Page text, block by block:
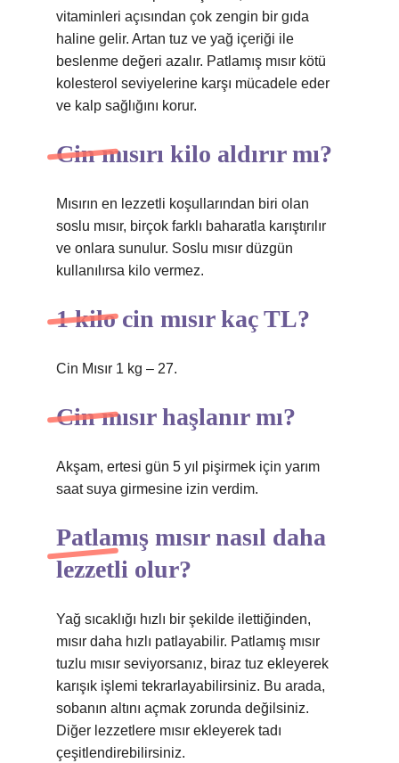
vitaminleri açısından çok zengin bir gıda
haline gelir. Artan tuz ve yağ içeriği ile
beslenme değeri azalır. Patlamış mısır kötü
kolesterol seviyelerine karşı mücadele eder
ve kalp sağlığını korur.
Cin mısırı kilo aldırır mı?
Mısırın en lezzetli koşullarından biri olan
soslu mısır, birçok farklı baharatla karıştırılır
ve onlara sunulur. Soslu mısır düzgün
kullanılırsa kilo vermez.
1 kilo cin mısır kaç TL?
Cin Mısır 1 kg – 27.
Cin mısır haşlanır mı?
Akşam, ertesi gün 5 yıl pişirmek için yarım
saat suya girmesine izin verdim.
Patlamış mısır nasıl daha
lezzetli olur?
Yağ sıcaklığı hızlı bir şekilde ilettiğinden,
mısır daha hızlı patlayabilir. Patlamış mısır
tuzlu mısır seviyorsanız, biraz tuz ekleyerek
karışık işlemi tekrarlayabilirsiniz. Bu arada,
sobanın altını açmak zorunda değilsiniz.
Diğer lezzetlere mısır ekleyerek tadı
çeşitlendirebilirsiniz.